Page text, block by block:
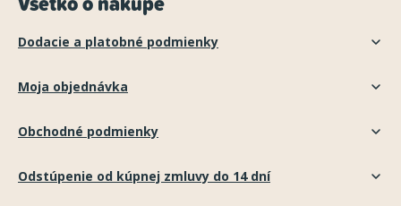
Dodacie a platobné podmienky
Moja objednávka
Obchodné podmienky
Odstúpenie od kúpnej zmluvy do 14 dní